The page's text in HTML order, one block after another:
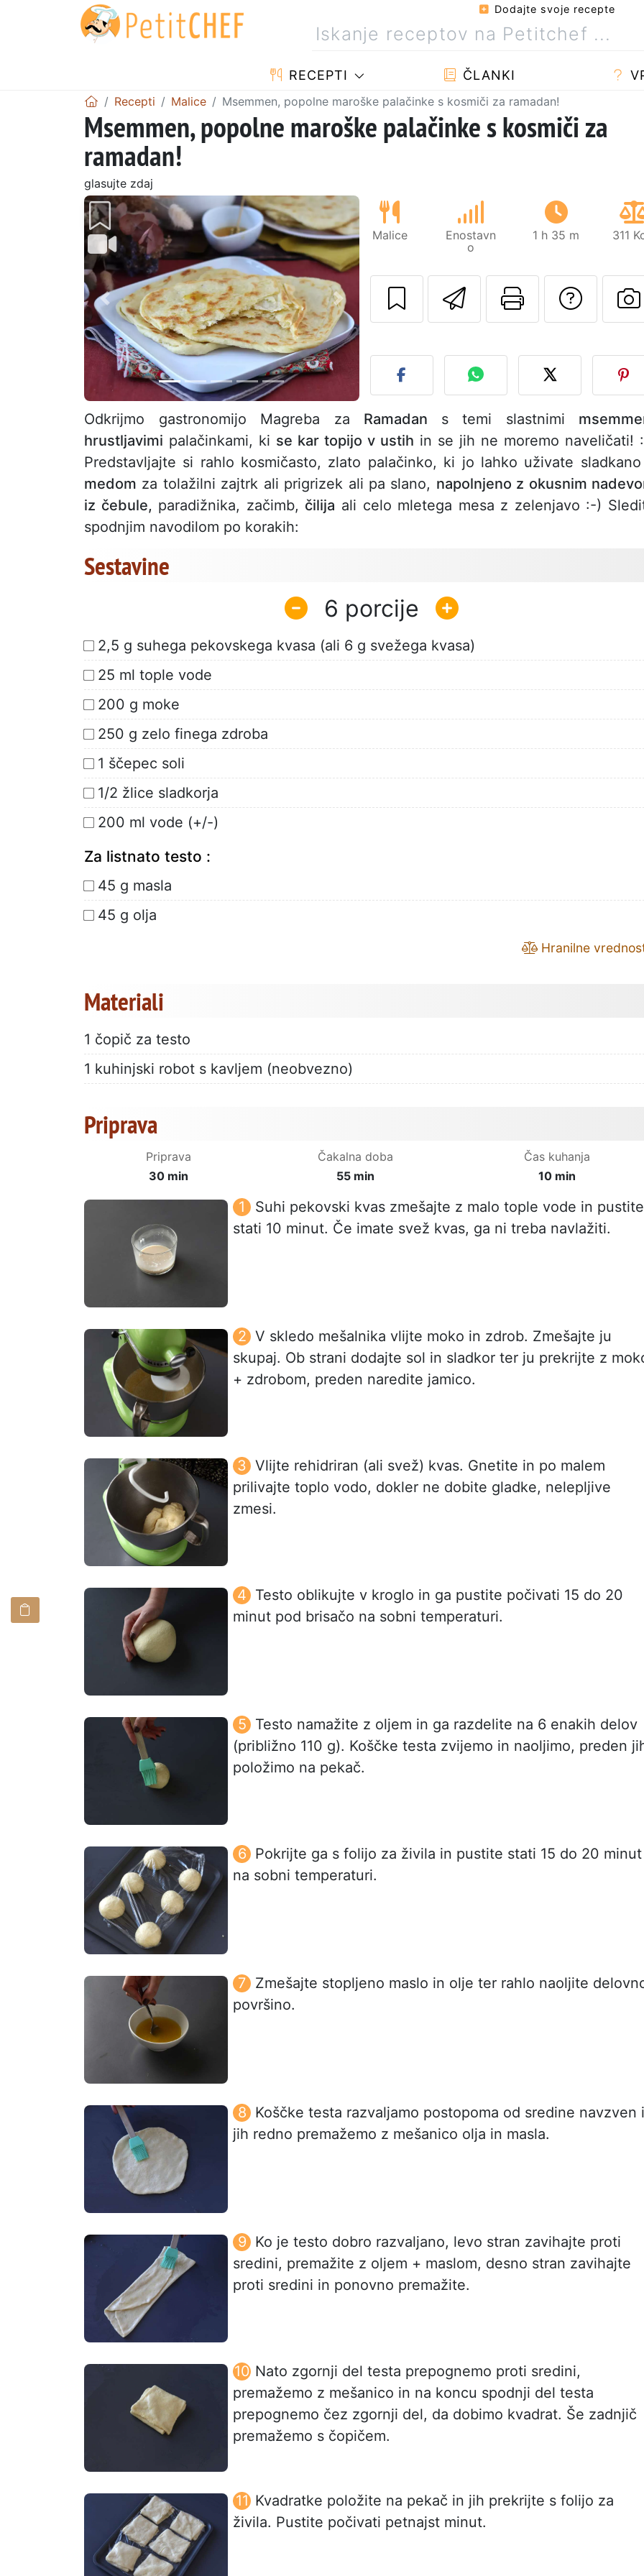
Dodajte svoje recepte
RECEPTI ČLANKI
Recepti Malice Msemmen, popolne maroške palačinke s kosmiči za ramadan!
Msemmen, popolne maroške palačinke s kosmiči za
ramadan!
glasujte zdaj
Prejšnji Naslednji
Malice
Enostavn
o
1 h 35 m 311
Pošlji taNatisni to
Odkrijmo gastronomijo Magreba za Ramadan s temi slastnimi
hrustljavimi palačinkami, ki se kar topijo v ustih in se jih ne moremo naveličati!
Predstavljajte si rahlo kosmičasto, zlato palačinko, ki jo lahko uživate
medom za tolažilni zajtrk ali prigrizek ali pa slano, napolnjeno z okusnim
iz čebule, paradižnika, začimb, čilija ali celo mletega mesa z zelenjavo :-)
spodnjim navodilom po korakih:
Sestavine
6
2,5 g suhega pekovskega kvasa (ali 6 g svežega kvasa)
25 ml tople vode
200 g moke
250 g zelo finega zdroba
1 ščepec soli
1/2 žlice sladkorja
200 ml vode (+/-)
Za listnato testo :
45 g masla
45 g olja
Hranilne
Materiali
1 čopič za testo
1 kuhinjski robot s kavljem (neobvezno)
Priprava
Priprava
30 min
Čakalna doba
55 min
Čas kuhanja
10 min
Suhi pekovski kvas zmešajte z malo tople vode in pustite
stati 10 minut. Če imate svež kvas, ga ni treba navlažiti.
V skledo mešalnika vlijte moko in zdrob. Zmešajte ju
skupaj. Ob strani dodajte sol in sladkor ter ju prekrijte z
+ zdrobom, preden naredite jamico.
Vlijte rehidriran (ali svež) kvas. Gnetite in po malem
prilivajte toplo vodo, dokler ne dobite gladke, nelepljive
zmesi.
Testo oblikujte v kroglo in ga pustite počivati 15 do 20
minut pod brisačo na sobni temperaturi.
Testo namažite z oljem in ga razdelite na 6 enakih delov
(približno 110 g). Koščke testa zvijemo in naoljimo, preden
položimo na pekač.
Pokrijte ga s folijo za živila in pustite stati 15 do 20 minut
na sobni temperaturi.
Zmešajte stopljeno maslo in olje ter rahlo naoljite
površino.
Koščke testa razvaljamo postopoma od sredine navzven
jih redno premažemo z mešanico olja in masla.
Ko je testo dobro razvaljano, levo stran zavihajte proti
sredini, premažite z oljem + maslom, desno stran zavihajte
proti sredini in ponovno premažite.
Nato zgornji del testa prepognemo proti sredini,
premažemo z mešanico in na koncu spodnji del testa
prepognemo čez zgornji del, da dobimo kvadrat. Še zadnjič
premažemo s čopičem.
Kvadratke položite na pekač in jih prekrijte s folijo za
živila. Pustite počivati petnajst minut.